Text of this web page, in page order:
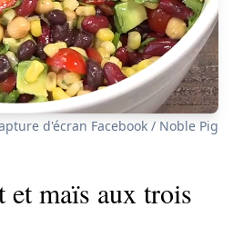
d'écran Facebook / Noble Pig
et maïs aux trois